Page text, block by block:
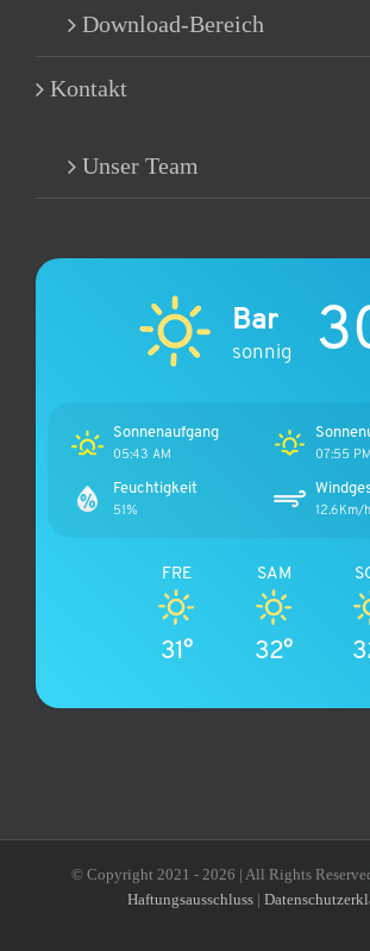
Download-Bereich
Kontakt
Unser Team
Bar
sonnig
Sonnenaufgang
05:43 AM 07:55 PM
Feuchtigkeit
51% 12.6Km/h
FRE
31°
SAM
32°
© Copyright 2021 - 2026 | All Rights
Haftungsausschluss |